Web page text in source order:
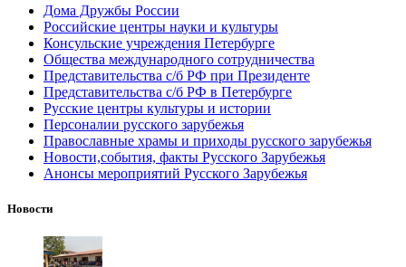
Дома Дружбы России
Российские центры науки и культуры
Консульские учреждения Петербурге
Общества международного сотрудничества
Представительства с/б РФ при Президенте
Представительства с/б РФ в Петербурге
Русские центры культуры и истории
Персоналии русского зарубежья
Православные храмы и приходы русского зарубежья
Новости,события, факты Русского Зарубежья
Анонсы мероприятий Русского Зарубежья
Новости